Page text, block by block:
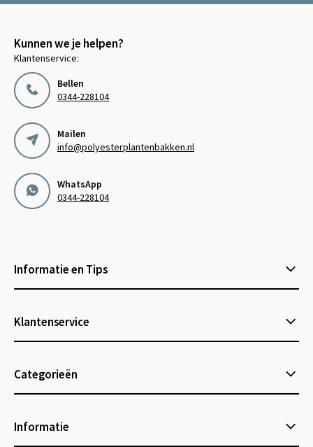
Kunnen we je helpen?
Klantenservice:
Bellen
0344-228104
Mailen
info@polyesterplantenbakken.nl
WhatsApp
0344-228104
Informatie en Tips
Klantenservice
Categorieën
Informatie